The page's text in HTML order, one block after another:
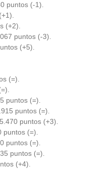
puntos (-1).
(+2).
puntos (-3).
(+5).
(=).
puntos (=).
puntos (=).
puntos (+3).
(=).
puntos (=).
puntos (=).
(+4).